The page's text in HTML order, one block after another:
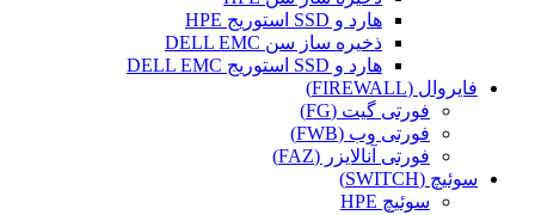
هارد و SSD استوریج HPE
ذخیره ساز سن DELL EMC
هارد و SSD استوریج DELL EMC
فایروال (FIREWALL)
فورتی گیت (FG)
فورتی وب (FWB)
فورتی آنالایزر (FAZ)
سوئیچ (SWITCH)
سوئیچ HPE